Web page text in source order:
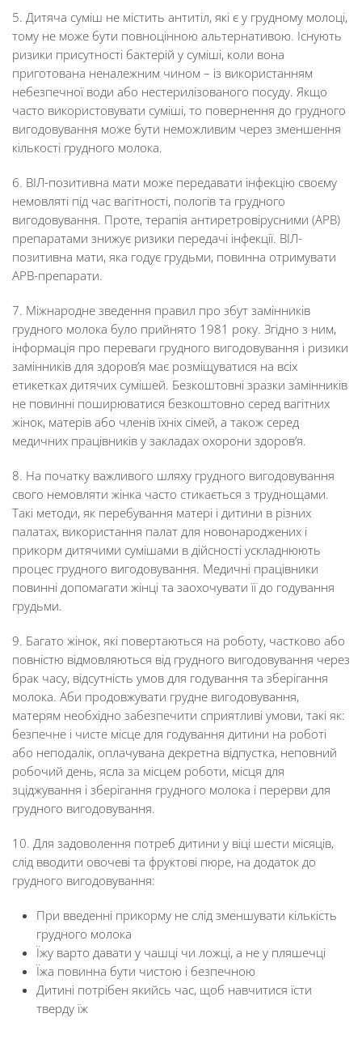
5. Дитяча суміш не містить антитіл, які є у грудному молоці,
тому не може бути повноцінною альтернативою. Існують
ризики присутності бактерій у суміші, коли вона
приготована неналежним чином – із використанням
небезпечної води або нестерилізованого посуду. Якщо
часто використовувати суміші, то повернення до грудного
вигодовування може бути неможливим через зменшення
кількості грудного молока.
6. ВІЛ-позитивна мати може передавати інфекцію своєму
немовляті під час вагітності, пологів та грудного
вигодовування. Проте, терапія антиретровірусними (АРВ)
препаратами знижує ризики передачі інфекції. ВІЛ-
позитивна мати, яка годує грудьми, повинна отримувати
АРВ-препарати.
7. Міжнародне зведення правил про збут замінників
грудного молока було прийнято 1981 року. Згідно з ним,
інформація про переваги грудного вигодовування і ризики
замінників для здоров’я має розміщуватися на всіх
етикетках дитячих сумішей. Безкоштовні зразки замінників
не повинні поширюватися безкоштовно серед вагітних
жінок, матерів або членів їхніх сімей, а також серед
медичних працівників у закладах охорони здоров’я.
8. На початку важливого шляху грудного вигодовування
свого немовляти жінка часто стикається з труднощами.
Такі методи, як перебування матері і дитини в різних
палатах, використання палат для новонароджених і
прикорм дитячими сумішами в дійсності ускладнюють
процес грудного вигодовування. Медичні працівники
повинні допомагати жінці та заохочувати її до годування
грудьми.
9. Багато жінок, які повертаються на роботу, частково або
повністю відмовляються від грудного вигодовування через
брак часу, відсутність умов для годування та зберігання
молока. Аби продовжувати грудне вигодовування,
матерям необхідно забезпечити сприятливі умови, такі як:
безпечне і чисте місце для годування дитини на роботі
або неподалік, оплачувана декретна відпустка, неповний
робочий день, ясла за місцем роботи, місця для
зціджування і зберігання грудного молока і перерви для
грудного вигодовування.
10. Для задоволення потреб дитини у віці шести місяців,
слід вводити овочеві та фруктові пюре, на додаток до
грудного вигодовування:
При введенні прикорму не слід зменшувати кількість
грудного молока
Їжу варто давати у чашці чи ложці, а не у пляшечці
Їжа повинна бути чистою і безпечною
Дитині потрібен якийсь час, щоб навчитися їсти
тверду їж